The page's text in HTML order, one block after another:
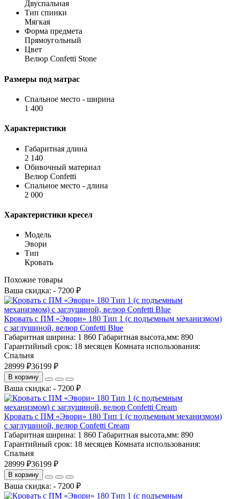
Двуспальная
Тип спинки
Мягкая
Форма предмета
Прямоугольный
Цвет
Велюр Confetti Stone
Размеры под матрас
Спальное место - ширина
1 400
Характеристики
Габаритная длина
2 140
Обивочный материал
Велюр Confetti
Спальное место - длина
2 000
Характеристики кресел
Модель
Эвори
Тип
Кровать
Похожие товары
Ваша скидка: - 7200 ₽
Кровать с ПМ «Эвори» 180 Тип 1 (с подъемным механизмом)
с заглушиной, велюр Confetti Blue
Габаритная ширина: 1 860 Габаритная высота,мм: 890
Гарантийный срок: 18 месяцев Комната использования:
Спальня
28999 ₽36199 ₽
В корзину
Ваша скидка: - 7200 ₽
Кровать с ПМ «Эвори» 180 Тип 1 (с подъемным механизмом)
с заглушиной, велюр Confetti Cream
Габаритная ширина: 1 860 Габаритная высота,мм: 890
Гарантийный срок: 18 месяцев Комната использования:
Спальня
28999 ₽36199 ₽
В корзину
Ваша скидка: - 7200 ₽